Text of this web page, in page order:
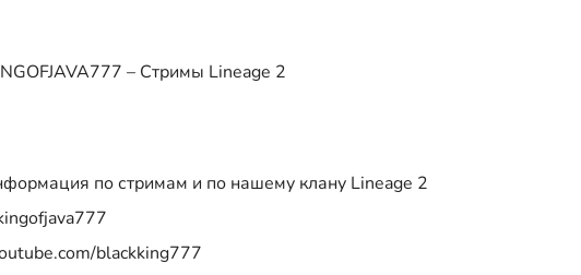
по стримам и по нашему клану Lineage 2
blackking777